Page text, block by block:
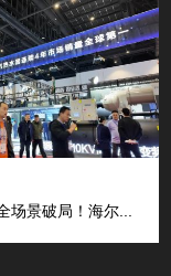
场景破局！海尔...